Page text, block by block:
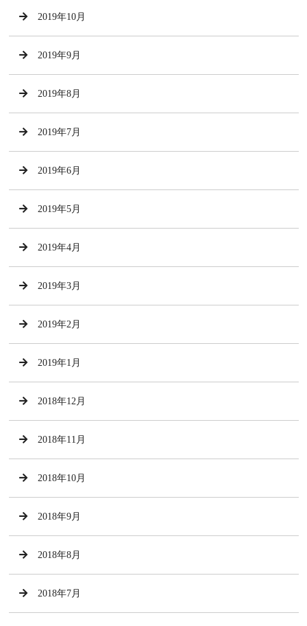
2019年10月
2019年9月
2019年8月
2019年7月
2019年6月
2019年5月
2019年4月
2019年3月
2019年2月
2019年1月
2018年12月
2018年11月
2018年10月
2018年9月
2018年8月
2018年7月